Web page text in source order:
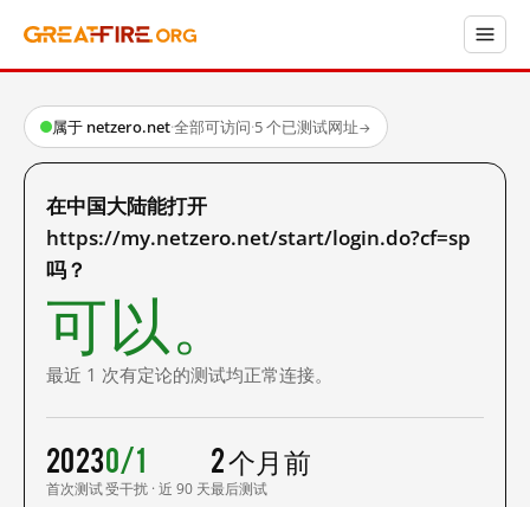
属于 netzero.net·全部可访问·5 个已测试网址→
在中国大陆能打开
https://my.netzero.net/start/login.do?cf=sp
吗？
可以。
最近 1 次有定论的测试均正常连接。
2023
首次测试
0/1
受干扰 · 近 90 天
2 个月前
最后测试